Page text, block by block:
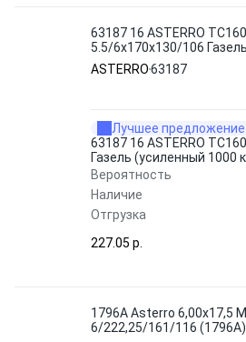
63187 16 ASTERRO
5.5/6x170x130/106
1000 кг)
ASTERRO63187
Лучшее предложение
63187 16 ASTERRO
Газель (усиленный 1000
Вероятность
Наличие
Отгрузка
227.05 p.
1796A Asterro 6,00x17,5
6/222,25/161/116 (1796A)